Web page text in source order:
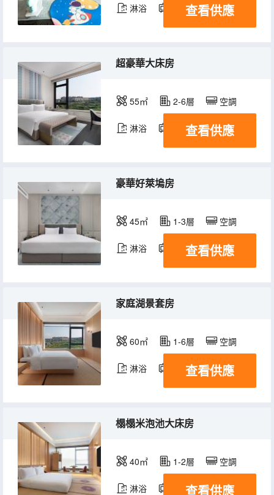
淋浴 電視機
查看供應
超豪華大床房
55㎡ 2-6層 空調
淋浴 電視機
查看供應
豪華好萊塢房
45㎡ 1-3層 空調
淋浴 電視機
查看供應
家庭湖景套房
60㎡ 1-6層 空調
淋浴 電視機
查看供應
榻榻米泡池大床房
40㎡ 1-2層 空調
淋浴 電視機
查看供應